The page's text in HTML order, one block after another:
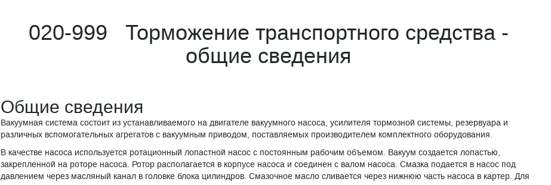
020-999 Торможение транспортного средства -
общие сведения
Общие сведения
Вакуумная система состоит из устанавливаемого на двигателе вакуумного насоса, усилителя тормозной системы, резервуара и
различных вспомогательных агрегатов с вакуумным приводом, поставляемых производителем комплектного оборудования.
В качестве насоса используется ротационный лопастной насос с постоянным рабочим объемом. Вакуум создается лопастью,
закрепленной на роторе насоса. Ротор располагается в корпусе насоса и соединен с валом насоса. Смазка подается в насос под
давлением через масляный канал в головке блока цилиндров. Смазочное масло сливается через нижнюю часть насоса в картер. Для